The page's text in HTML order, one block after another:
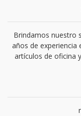
Brindamos nuestro
años de experiencia
artículos de oficina